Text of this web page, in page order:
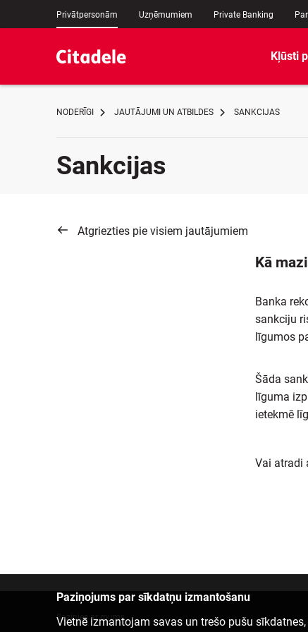
Privātpersonām Uzņēmumiem Private Banking
Kļūsti
NODERĪGI JAUTĀJUMI UN ATBILDES SANKCIJAS
Sankcijas
Atgriezties pie visiem jautājumiem
Kā
Banka
sankciju
līgumos
Šāda
līguma
ietekmē
Vai atradi
Paziņojums par sīkdatņu izmantošanu
Vietnē izmantojam savas un trešo pušu
Sazinies ar mums